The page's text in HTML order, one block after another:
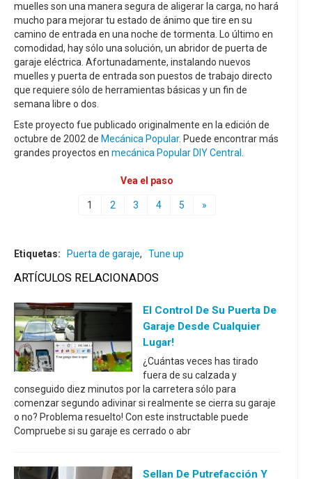
muelles son una manera segura de aligerar la carga, no hará
mucho para mejorar tu estado de ánimo que tire en su
camino de entrada en una noche de tormenta. Lo último en
comodidad, hay sólo una solución, un abridor de puerta de
garaje eléctrica. Afortunadamente, instalando nuevos
muelles y puerta de entrada son puestos de trabajo directo
que requiere sólo de herramientas básicas y un fin de
semana libre o dos.
Este proyecto fue publicado originalmente en la edición de
octubre de 2002 de Mecánica Popular. Puede encontrar más
grandes proyectos en mecánica Popular DIY Central
Vea el paso
1 2 3 4 5 »
Etiquetas: Puerta de garaje, Tune up
ARTÍCULOS RELACIONADOS
El Control De Su Puerta De
Garaje Desde Cualquier
Lugar!
¿Cuántas veces has tirado
fuera de su calzada y
conseguido diez minutos por la carretera sólo para
comenzar segundo adivinar si realmente se cierra su garaje
o no? Problema resuelto! Con este instructable puede
Compruebe si su garaje es cerrado o abr
Sellan De Putrefacción Y